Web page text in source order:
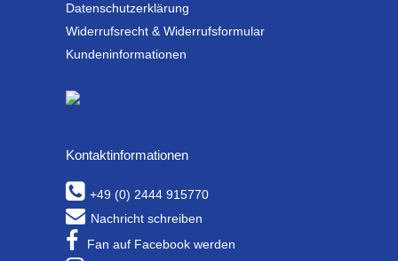
Datenschutzerklärung
Widerrufsrecht & Widerrufsformular
Kundeninformationen
Kontaktinformationen
+49 (0) 2444 915770
Nachricht schreiben
Fan auf Facebook werden